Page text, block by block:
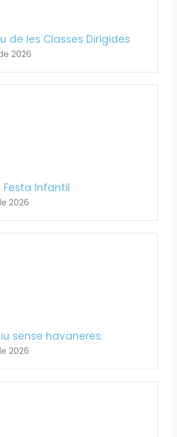
de les Classes Dirigides
2026
Infantil
2026
sense havaneres.
2026